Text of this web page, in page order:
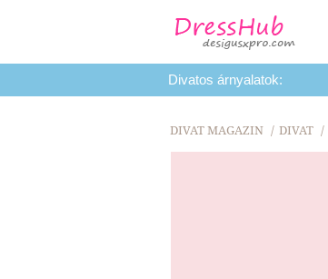
Divatos árnyalatok:
DIVAT MAGAZIN DIVAT